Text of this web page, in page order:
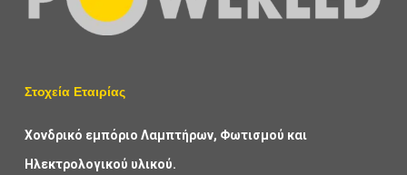
Στοχεία Εταιρίας
Χονδρικό εμπόριο Λαμπτήρων, Φωτισμού και
Ηλεκτρολογικού υλικού.